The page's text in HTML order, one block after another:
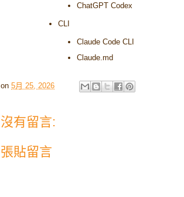
ChatGPT Codex
CLI
Claude Code CLI
Claude.md
on 5月 25, 2026
沒有留言:
張貼留言